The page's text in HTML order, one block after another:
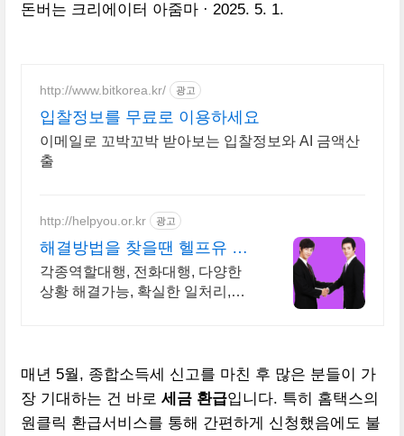
돈버는 크리에이터 아줌마 2025. 5. 1.
http://www.bitkorea.kr/ 광고
입찰정보를 무료로 이용하세요
이메일로 꼬박꼬박 받아보는 입찰정보와 AI 금액산
출
http://helpyou.or.kr 광고
해결방법을 찾을땐 헬프유 역
할대행, 상황연출 전문업체
각종역할대행, 전화대행, 다양한
상황 해결가능, 확실한 일처리,
매년 5월, 종합소득세 신고를 마친 후 많은 분들이 가
장 기대하는 건 바로 세금 환급입니다. 특히 홈택스의
원클릭 환급서비스를 통해 간편하게 신청했음에도 불